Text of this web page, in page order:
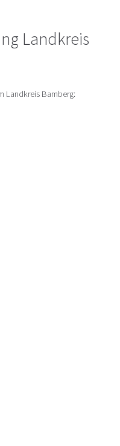
Landkreis
Landkreis Bamberg: